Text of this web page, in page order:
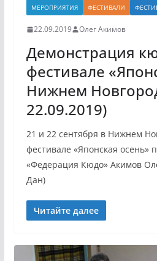
МЕРОПРИЯТИЯ
ФЕСТИВАЛИ
22.09.2019 Олег Акимов
Демонстрация
фестивале
Нижнем
22.09.2019)
21 и 22 сентября в Нижнем
фестивале «Японская
«Федерация Кюдо» Акимов
Дан)
Читайте далее